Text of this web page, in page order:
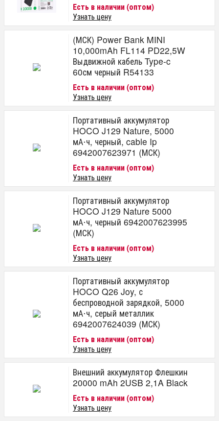
Есть в наличии (оптом)
Узнать цену
(МСК) Power Bank MINI
10,000mAh FL114 PD22,5W
Выдвижной кабель Type-c
60см черный R54133
Есть в наличии (оптом)
Узнать цену
Портативный аккумулятор
HOCO J129 Nature, 5000
мА⋅ч, черный, cable Ip
6942007623971 (МСК)
Есть в наличии (оптом)
Узнать цену
Портативный аккумулятор
HOCO J129 Nature 5000
мА⋅ч, черный 6942007623995
(МСК)
Есть в наличии (оптом)
Узнать цену
Портативный аккумулятор
HOCO Q26 Joy, с
беспроводной зарядкой, 5000
мА⋅ч, серый металлик
6942007624039 (МСК)
Есть в наличии (оптом)
Узнать цену
Внешний аккумулятор Флешкин
20000 mAh 2USB 2,1A Black
Есть в наличии (оптом)
Узнать цену